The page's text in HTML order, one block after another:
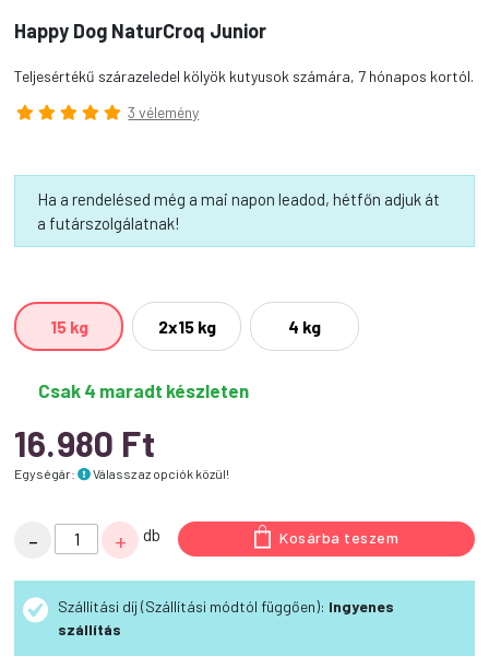
Happy Dog NaturCroq Junior
Teljesértékű szárazeledel kölyök kutyusok számára, 7 hónapos kortól.
3 vélemény
Ha a rendelésed még a mai napon leadod, hétfőn adjuk át
a futárszolgálatnak!
15 kg 2x15 kg 4 kg
Csak 4 maradt készleten
16.980 Ft
Egységár: Válassz az opciók közül!
-
Happy
Dog
NaturCroq
Junior
mennyiség
+ db Kosárba teszem
Szállítási díj (Szállítási módtól függően): Ingyenes
szállítás